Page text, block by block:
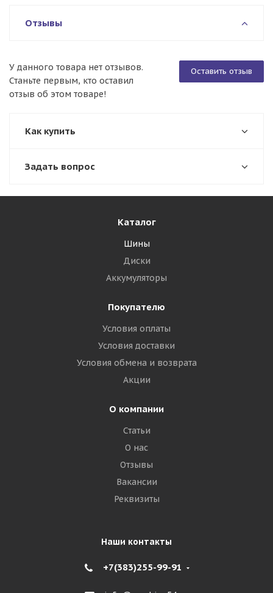
Отзывы
Оставить отзыв
У данного товара нет отзывов.
Станьте первым, кто оставил
отзыв об этом товаре!
Как купить
Задать вопрос
Каталог
Шины
Диски
Аккумуляторы
Покупателю
Условия оплаты
Условия доставки
Условия обмена и возврата
Акции
О компании
Статьи
О нас
Отзывы
Вакансии
Реквизиты
Наши контакты
+7(383)255-99-91